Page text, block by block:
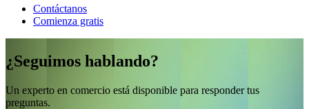
Contáctanos
Comienza gratis
¿Seguimos hablando?
Un experto en comercio está disponible para responder tus
preguntas.